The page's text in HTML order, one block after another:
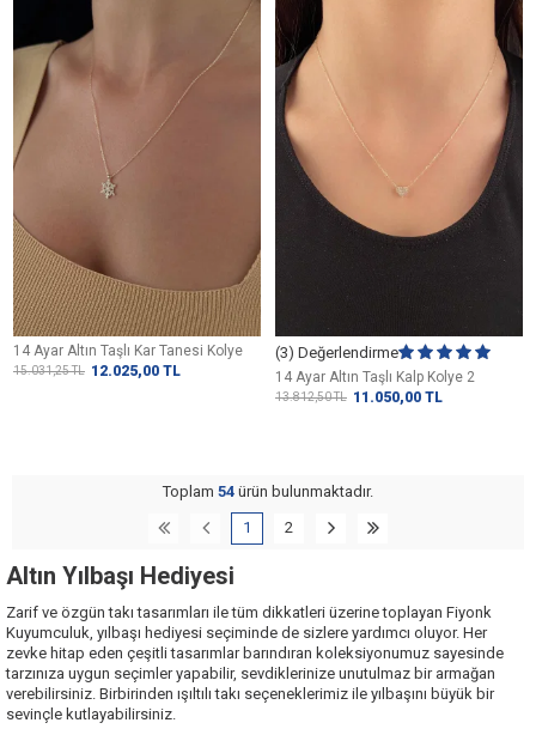
14 Ayar Altın Taşlı Kar Tanesi Kolye
15.031,25TL 12.025,00 TL
(3) Değerlendirme
14 Ayar Altın Taşlı Kalp Kolye 2
13.812,50TL 11.050,00 TL
Toplam 54 ürün bulunmaktadır.
1 2
Altın Yılbaşı Hediyesi
Zarif ve özgün takı tasarımları ile tüm dikkatleri üzerine toplayan Fiyonk
Kuyumculuk, yılbaşı hediyesi seçiminde de sizlere yardımcı oluyor. Her
zevke hitap eden çeşitli tasarımlar barındıran koleksiyonumuz sayesinde
tarzınıza uygun seçimler yapabilir, sevdiklerinize unutulmaz bir armağan
verebilirsiniz. Birbirinden ışıltılı takı seçeneklerimiz ile yılbaşını büyük bir
sevinçle kutlayabilirsiniz.